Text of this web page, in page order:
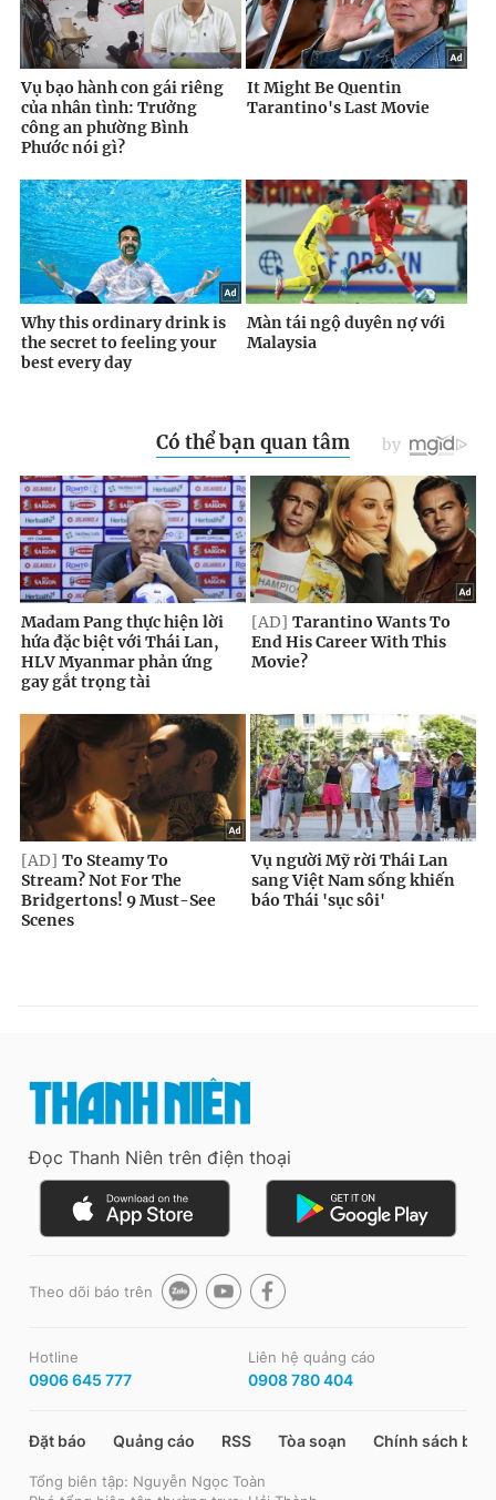
Đọc Thanh Niên trên điện thoại
Theo dõi báo trên
Hotline
0906 645 777
Liên hệ quảng cáo
0908 780 404
Đặt báo Quảng cáo RSS Tòa soạn Chính sách bảo
Tổng biên tập: Nguyễn Ngọc Toàn